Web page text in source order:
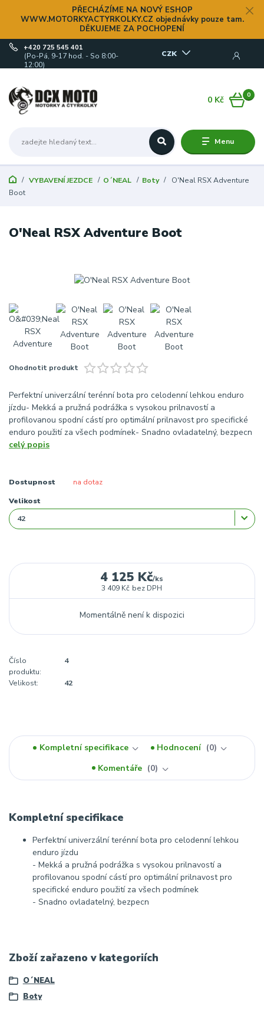
PŘECHÁZÍME NA NOVÝ ESHOP
WWW.MOTORKYACTYRKOLKY.CZ objednávky pouze tam.
DĚKUJEME ZA POCHOPENÍ
Menu
CZK
+420 725 545 401
(Po-Pá, 9-17 hod. - So 8:00-
12:00)
0
0 Kč
VYBAVENÍ JEZDCE O´NEAL Boty
O'Neal RSX Adventure
Boot
O'Neal RSX Adventure Boot
Ohodnotit produkt
Perfektní univerzální terénní bota pro celodenní lehkou enduro
jízdu- Mekká a pružná podrážka s vysokou prilnavostí a
profilovanou spodní cástí pro optimální prilnavost pro specifické
enduro použití za všech podmínek- Snadno ovladatelný, bezpecn
celý popis
Dostupnost na dotaz
Velikost
4 125 Kč/ks
3 409 Kč bez DPH
Momentálně není k dispozici
Číslo
produktu:
4
Velikost: 42
Kompletní specifikace Hodnocení
0
Komentáře
0
Kompletní specifikace
Perfektní univerzální terénní bota pro celodenní lehkou
enduro jízdu
- Mekká a pružná podrážka s vysokou prilnavostí a
profilovanou spodní cástí pro optimální prilnavost pro
specifické enduro použití za všech podmínek
- Snadno ovladatelný, bezpecn
Zboží zařazeno v kategoriích
O´NEAL
Boty